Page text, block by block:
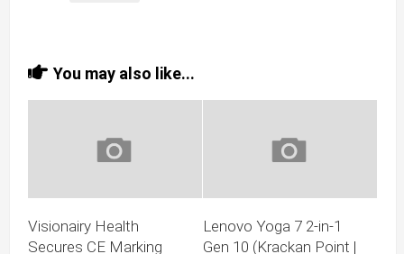
You may also like...
Visionairy Health
Secures CE Marking
Lenovo Yoga 7 2-in-1
Gen 10 (Krackan Point |